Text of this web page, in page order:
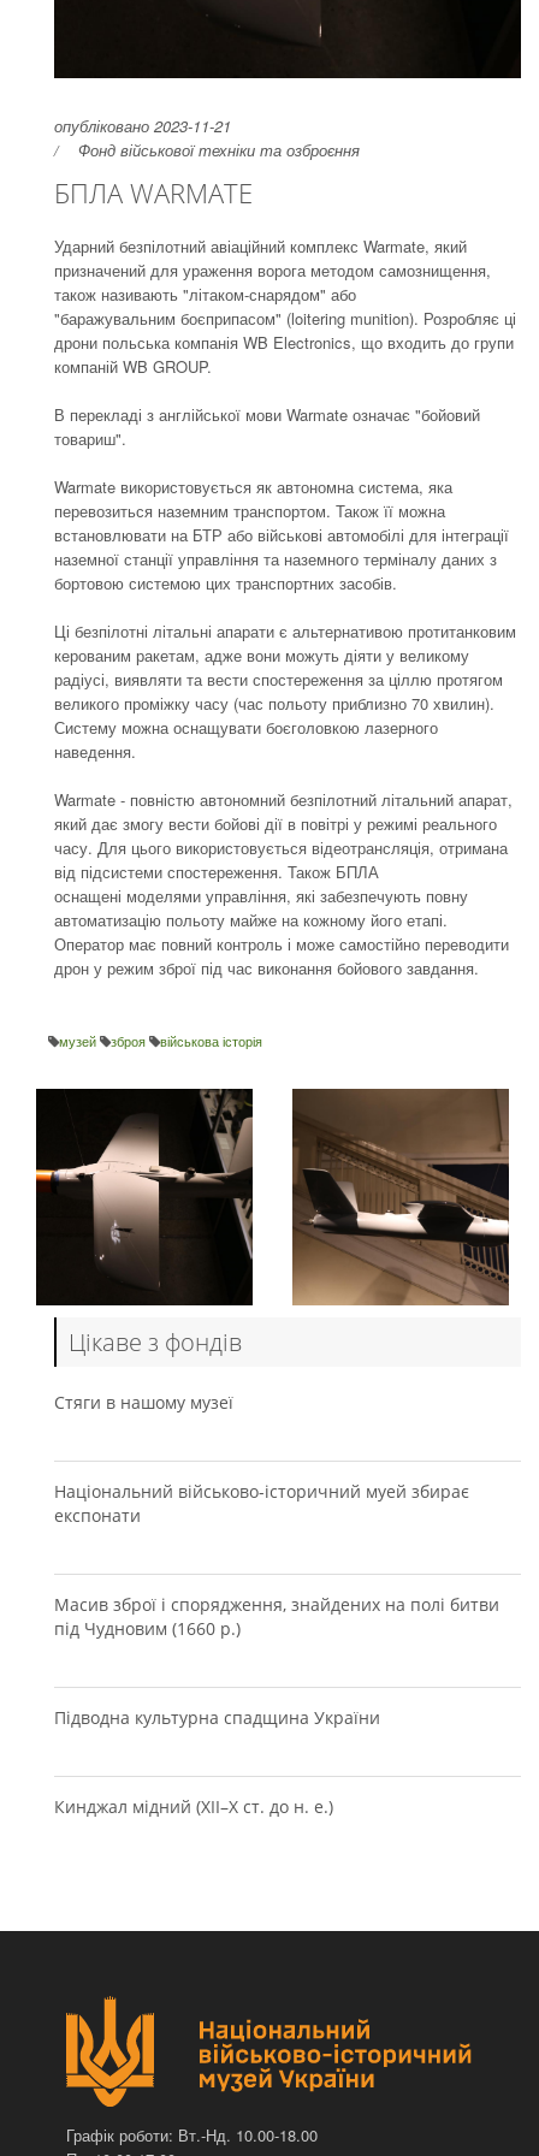
опубліковано 2023-11-21
Фонд військової техніки та озброєння
БПЛА WARMATE
Ударний безпілотний авіаційний комплекс Warmate, який
призначений для ураження ворога методом самознищення,
також називають "літаком-снарядом" або
"баражувальним боєприпасом" (loitering munition). Розробляє ці
дрони польська компанія WB Electronics, що входить до групи
компаній WB GROUP.
В перекладі з англійської мови Warmate означає "бойовий
товариш".
Warmate використовується як автономна система, яка
перевозиться наземним транспортом. Також її можна
встановлювати на БТР або військові автомобілі для інтеграції
наземної станції управління та наземного терміналу даних з
бортовою системою цих транспортних засобів.
Ці безпілотні літальні апарати є альтернативою протитанковим
керованим ракетам, адже вони можуть діяти у великому
радіусі, виявляти та вести спостереження за ціллю протягом
великого проміжку часу (час польоту приблизно 70 хвилин).
Систему можна оснащувати боєголовкою лазерного
наведення.
Warmate - повністю автономний безпілотний літальний апарат,
який дає змогу вести бойові дії в повітрі у режимі реального
часу. Для цього використовується відеотрансляція, отримана
від підсистеми спостереження. Також БПЛА
оснащені моделями управління, які забезпечують повну
автоматизацію польоту майже на кожному його етапі.
Оператор має повний контроль і може самостійно переводити
дрон у режим зброї під час виконання бойового завдання.
музей зброя військова історія
Цікаве з фондів
Стяги в нашому музеї
Національний військово-історичний муей збирає
експонати
Масив зброї і спорядження, знайдених на полі битви
під Чудновим (1660 р.)
Підводна культурна спадщина України
Кинджал мідний (XII–X ст. до н. е.)
Графік роботи: Вт.-Нд. 10.00-18.00